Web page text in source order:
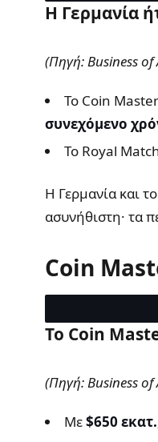
Η Γερμανία
(Πηγή: Business of
Το Coin
συνεχόμενο
Το Royal
Η Γερμανία και
ασυνήθιστη· τα
Coin
Το Coin
(Πηγή: Business
Με$650 εκατ.